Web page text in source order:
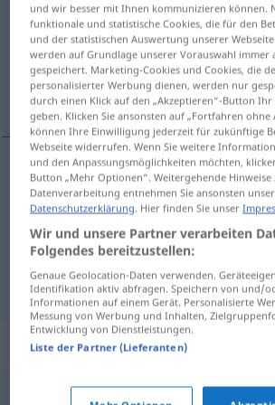
Übersicht aller Übersetzungen
(Für mehr Details die Übersetzung
Pergament Diplom
Pergamentn parchemin
Diplomn parchemin FAM FIG
Synonyme für
und wir besser mit Ihnen kommunizieren können.
funktionale und statistische Cookies, die für den
und der statistischen Auswertung unserer
werden auf Grundlage unserer Vorauswahl immer
gespeichert. Marketing-Cookies und Cookies, die
personalisierter Werbung dienen, werden nur
durch einen Klick auf den „Akzeptieren“-Button
geben. Klicken Sie ansonsten auf „Fortfahren ohne
können Ihre Einwilligung jederzeit für zukünftige
Webseite widerrufen. Wenn Sie weitere
und den Anpassungsmöglichkeiten möchten,
Button „Mehr Optionen“. Weitergehende Hinweise
Datenverarbeitung entnehmen Sie ansonsten
Datenschutzerklärung. Hier finden Sie unser
Wir und unsere Partner verarbeiten
Folgendes bereitzustellen:
Genaue Geolocation-Daten verwenden.
Identifikation aktiv abfragen. Speichern von und/
Informationen auf einem Gerät. Personalisierte
Messung von Werbung und Inhalten,
Entwicklung von Dienstleistungen.
Liste der Partner (Lieferanten)